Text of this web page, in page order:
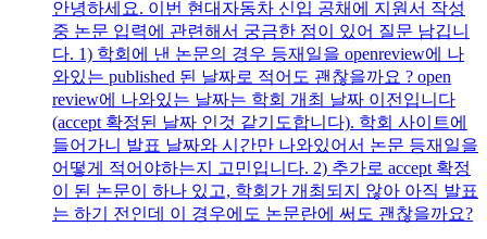
안녕하세요. 이번 현대자동차 신입 공채에 지원서 작성
중 논문 입력에 관련해서 궁금한 점이 있어 질문 남깁니
다. 1) 학회에 낸 논문의 경우 등재일을 openreview에 나
와있는 published 된 날짜로 적어도 괜찮을까요 ? open
review에 나와있는 날짜는 학회 개최 날짜 이전입니다
(accept 확정된 날짜 인것 같기도합니다). 학회 사이트에
들어가니 발표 날짜와 시간만 나와있어서 논문 등재일을
어떻게 적어야하는지 고민입니다. 2) 추가로 accept 확정
이 된 논문이 하나 있고, 학회가 개최되지 않아 아직 발표
는 하기 전인데 이 경우에도 논문란에 써도 괜찮을까요?